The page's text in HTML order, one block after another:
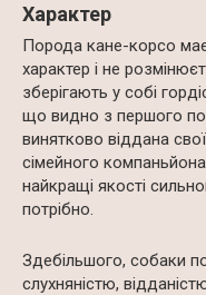
Характер
Порода кане-корсо
характер і не
зберігають у собі
що видно з першого
винятково віддана
сімейного
найкращі якості
потрібно.
Здебільшого, собаки
слухняністю,